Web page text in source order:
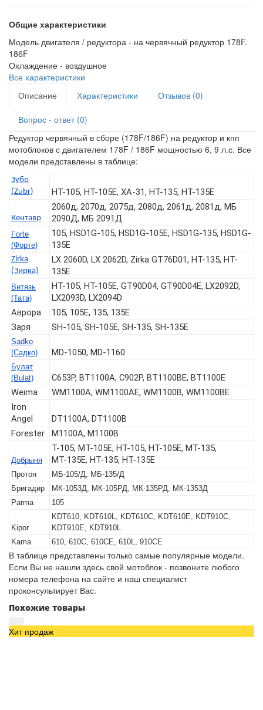
Общие характеристики
Модель двигателя / редуктора - на червячный редуктор 178F.
186F
Охлаждение - воздушное
Все характеристики
Описание
Характеристики Отзывов (0)
Вопрос - ответ (0)
Редуктор червячный в сборе (178F/186F) на редуктор и кпп
мотоблоков с двигателем 178F / 186F мощностью 6, 9 л.с. Все
модели представлены в таблице:
Зубр
(Zubr)
HT-105, HT-105E, ХА-31, HT-135, HT-135E
Кентавр
2060д, 2070д, 2075д, 2080д, 2061д, 2081д, МБ
2090Д, МБ 2091Д
Forte
(Форте)
105, HSD1G-105, HSD1G-105E, HSD1G-135, HSD1G-
135E
Zirka
(Зирка)
LX 2060D, LX 2062D, Zirka GT76D01, HT-135, HT-
135E
Витязь
(Тата)
HT-105, HT-105E, GT90D04, GT90D04E, LX2092D,
LX2093D, LX2094D
Аврора
105, 105Е, 135, 135E
Заря
SH-105, SH-105E, SH-135, SH-135E
Sadko
(Садко)
MD-1050, MD-1160
Булат
(Bulat)
C653P, BT1100A, C902P, BT1100BЕ, BT1100E
Weima
WM1100A, WM1100AE, WM1100B, WM1100BE
Iron
Angel
DT1100A, DT1100B
Forester
M1100A, M1100B
Добрыня
T-105, МТ-105Е, НТ-105, НТ-105Е, МТ-135,
МТ-135Е, НТ-135, НТ-135Е
Протон
МБ-105/Д, МБ-135/Д
Бригадир
МК-1053Д, МК-105РД, МК-135РД, МК-1353Д
Parma
105
Kipor
KDT610, KDT610L, KDT610C, KDT610E, KDT910C,
KDT910E, KDT910L
Kama
610, 610C, 610CE, 610L, 910CE
В таблице представлены только самые популярные модели.
Если Вы не нашли здесь свой мотоблок - позвоните любого
номера телефона на сайте и наш специалист
проконсультирует Вас.
Похожие товары
Хит продаж